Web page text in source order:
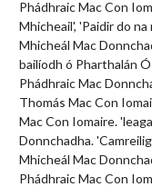
Phádhraic Mac Con
Mhicheail', 'Paidir do
Mhicheál Mac
bailíodh ó Pharthalán Ó
Phádhraic Mac
Thomás Mac Con
Mac Con Iomaire.
Donnchadha.
Mhicheál Mac
Phádhraic Mac Con